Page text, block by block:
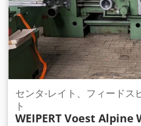
センタ-レイト、フィードス
ト
WEIPERT Voest Alpine